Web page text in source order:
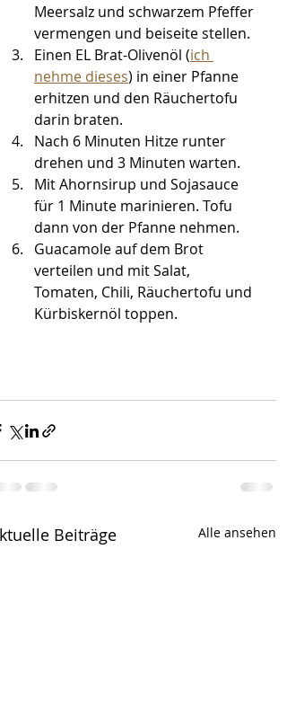
Meersalz und schwarzem Pfeffer
vermengen und beiseite stellen.
Einen EL Brat-Olivenöl (ich
nehme dieses) in einer Pfanne
erhitzen und den Räuchertofu
darin braten.
Nach 6 Minuten Hitze runter
drehen und 3 Minuten warten.
Mit Ahornsirup und Sojasauce
für 1 Minute marinieren. Tofu
dann von der Pfanne nehmen.
Guacamole auf dem Brot
verteilen und mit Salat,
Tomaten, Chili, Räuchertofu und
Kürbiskernöl toppen.
Beiträge Alle ansehen